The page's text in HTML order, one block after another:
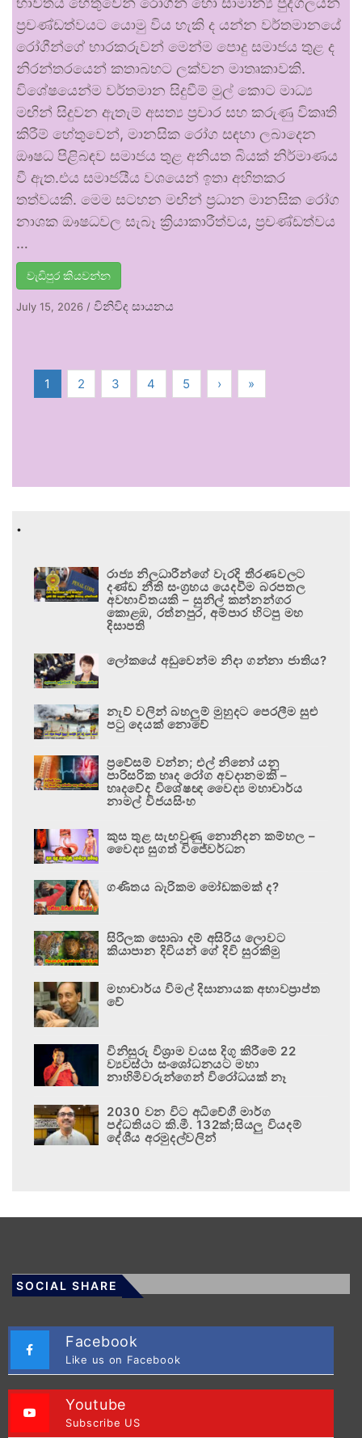
ප්‍රචණ්ඩත්වයට යොමු විය හැකි ද යන්න වර්තමානයේ
රෝගීන්ගේ භාරකරුවන් මෙන්ම පොදු සමාජය තුළ ද
නිරන්තරයෙන් කතාබහට ලක්වන මාතෘකාවකි.
විශේෂයෙන්ම වර්තමාන සිදුවීම් මුල් කොට මාධ්‍ය
මඟින් සිදුවන ඇතැම් අසත්‍ය ප්‍රචාර සහ කරුණු විකෘති
කිරීම් හේතුවෙන්, මානසික රෝග සඳහා ලබාදෙන
ඖෂධ පිළිබඳව සමාජය තුළ අනියත බියක් නිර්මාණය
වී ඇත.එය සමාජයීය වශයෙන් ඉතා අහිතකර
තත්වයකි. මෙම සටහන මඟින් ප්‍රධාන මානසික රෝග
නාශක ඖෂධවල සැබෑ ක්‍රියාකාරීත්වය, ප්‍රචණ්ඩත්වය
…
වැඩිපුර කියවන්න
July 15, 2026 / විනිවිද සායනය
1 2 3 4 5 › »
.
රාජ්‍ය නිලධාරීන්ගේ වැරදි තීරණවලට
දණ්ඩ නීති සංග්‍රහය යෙදවීම බරපතල
අවභාවිතයකි – සුනිල් කන්නන්ගර
කොළඹ, රත්නපුර, අම්පාර හිටපු මහ
දිසාපති
ලෝකයේ අඩුවෙන්ම නිදා ගන්නා ජාතිය?
නැව් වලින් බහලුම් මුහුදට පෙරලීම සුළු
පටු දෙයක් නොවේ
ප්‍රවේසම් වන්න; එල් නිනෝ යනු
පාරිසරික හෘද රෝග අවදානමකි –
හෘදවේද විශේෂඥ වෛද්‍ය මහාචාර්ය
නාමල් විජයසිංහ
කුස තුළ සැඟවුණු නොනිදන කම්හල –
වෛද්‍ය සුගත් විජේවර්ධන
ගණිතය බැරිකම මෝඩකමක් ද?
සිරිලක සොබා දම් අසිරිය ලොවට
කියාපාන දිවියන් ගේ දිවි සුරකිමු
මහාචාර්ය විමල් දිසානායක අභාවප්‍රාප්ත
වේ
විනිසුරු විශ්‍රාම වයස දිගු කිරීමේ 22
ව්‍යවස්ථා සංශෝධනයට මහා
නාහිමිවරුන්ගෙන් විරෝධයක් නෑ
2030 වන විට අධිවේගී මාර්ග
පද්ධතියට කි.මී. 132ක්;සියලු වියදම්
දේශීය අරමුදල්වලින්
SOCIAL SHARE
Facebook
Like us on Facebook
Youtube
Subscribe US